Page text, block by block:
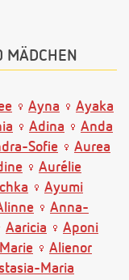
MÄDCHEN
Ayna
Ayaka
Adina
Anda
Sofie
Aurea
Aurélie
Ayumi
Anna-
Aaricia
Aponi
Alienor
Maria